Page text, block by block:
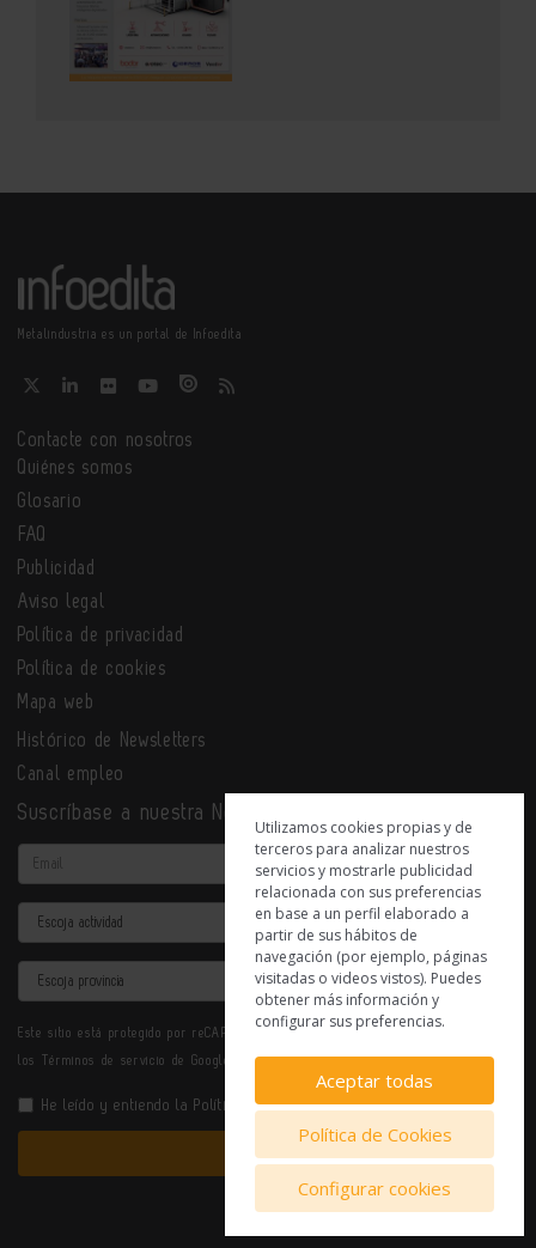
Metalindustria es un portal de Infoedita
Contacte con nosotros
Quiénes somos
Glosario
FAQ
Publicidad
Aviso legal
Política de privacidad
Política de cookies
Mapa web
Histórico de Newsletters
Canal empleo
Suscríbase a nuestra Newsletter
Email
Actividad
Provincia
Este sitio está protegido por reCAPTCHA y se aplican la
los Términos de servicio de Google.
He leído y entiendo la Política de Privacidad
Enviar
Utilizamos cookies propias y de
terceros para analizar nuestros
servicios y mostrarle publicidad
relacionada con sus preferencias
en base a un perfil elaborado a
partir de sus hábitos de
navegación (por ejemplo, páginas
visitadas o videos vistos). Puedes
obtener más información y
configurar sus preferencias.
Aceptar todas
Política de Cookies
Configurar cookies